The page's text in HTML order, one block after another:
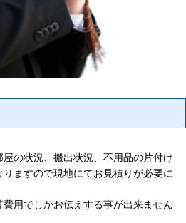
の状況、搬出状況、不用品の片付け
ますので現地にてお見積りが必要に
用でしかお伝えする事が出来ません